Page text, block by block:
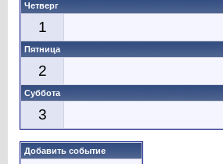
Четверг
1
Пятница
2
Суббота
3
Добавить событие